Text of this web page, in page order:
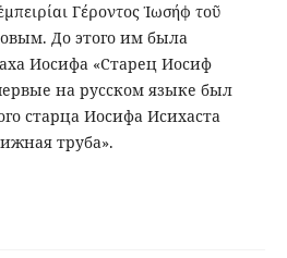
Γέροντος Ἰωσήφ τοῦ
До этого им была
Иосифа «Старец Иосиф
на русском языке был
старца Иосифа Исихаста
труба».